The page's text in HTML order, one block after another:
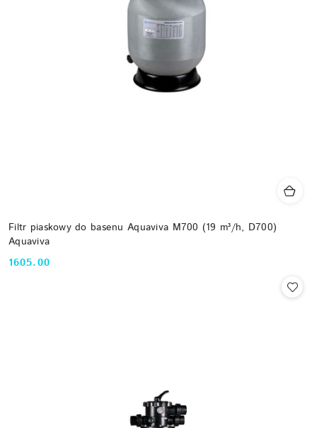
Filtr piaskowy do basenu Aquaviva M700 (19 m³/h, D700)
Aquaviva
Cena:
1605.00